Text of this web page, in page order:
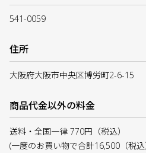
541-0059
住所
大阪府大阪市中央区博労町2-6-15
商品代金以外の料金
送料・全国一律 770円（税込）
(一度のお買い物で合計16,500（税